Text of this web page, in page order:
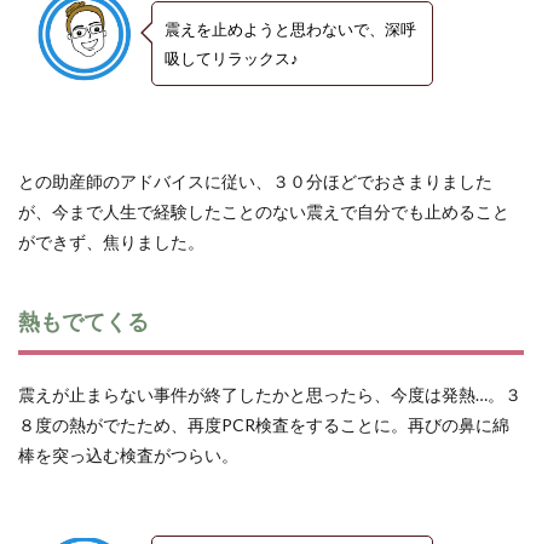
震えを止めようと思わないで、深呼
吸してリラックス♪
との助産師のアドバイスに従い、３０分ほどでおさまりました
が、今まで人生で経験したことのない震えで自分でも止めること
ができず、焦りました。
熱もでてくる
震えが止まらない事件が終了したかと思ったら、今度は発熱…。３
８度の熱がでたため、再度PCR検査をすることに。再びの鼻に綿
棒を突っ込む検査がつらい。